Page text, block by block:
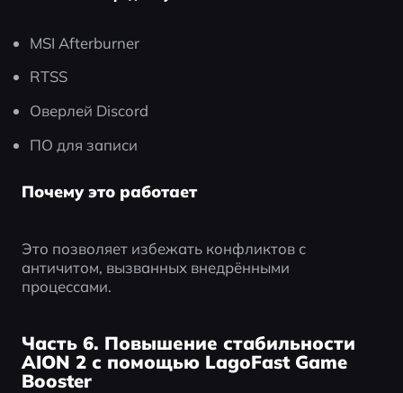
MSI Afterburner
RTSS
Оверлей Discord
ПО для записи
Почему это работает
Это позволяет избежать конфликтов с
античитом, вызванных внедрёнными
процессами.
Часть 6. Повышение стабильности
AION 2 с помощью LagoFast Game
Booster